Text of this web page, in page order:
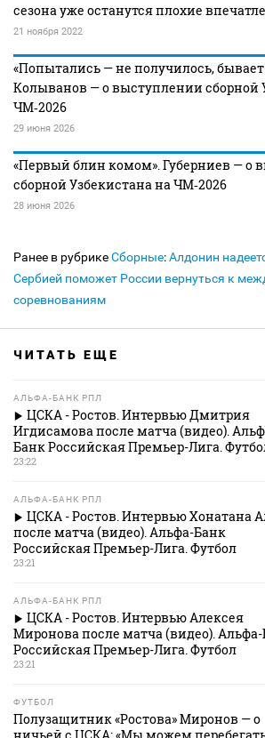
сезона уже останутся плохие
21 ноября 2022
«Попытались — не получилось, бывает
Колыванов — о выступлении сборной
ЧМ‑2026
29 июня 2026
«Первый блин комом». Губерниев — о
сборной Узбекистана на ЧМ‑2026
28 июня 2026
Ранее в рубрикеСборные:Алдонин
Сербией поможет России вернуться к
соревнованиям
ЧИТАТЬ ЕЩЕ
АЛЬФА-БАНК РПЛ
ЦСКА - Ростов. Интервью Дмитрия
Игдисамова после матча (видео).
Банк Российская Премьер-Лига.
23:22
АЛЬФА-БАНК РПЛ
ЦСКА - Ростов. Интервью Хонатана
после матча (видео). Альфа-Банк
Российская Премьер-Лига. Футбол
23:21
АЛЬФА-БАНК РПЛ
ЦСКА - Ростов. Интервью Алексея
Миронова после матча (видео).
Российская Премьер-Лига. Футбол
23:21
ФУТБОЛ
Полузащитник «Ростова» Миронов — о